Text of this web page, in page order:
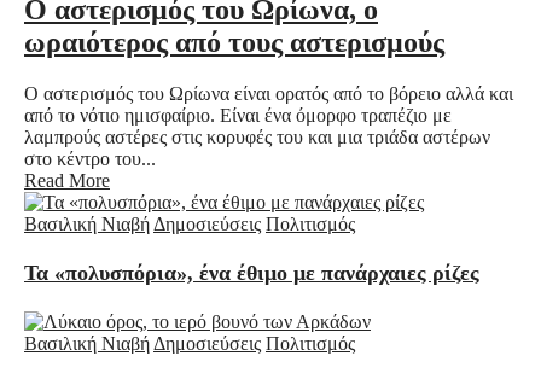
Ο αστερισμός του Ωρίωνα, ο
ωραιότερος από τους αστερισμούς
Ο αστερισμός του Ωρίωνα είναι ορατός από το βόρειο αλλά και
από το νότιο ημισφαίριο. Είναι ένα όμορφο τραπέζιο με
λαμπρούς αστέρες στις κορυφές του και μια τριάδα αστέρων
στο κέντρο του...
Read More
Βασιλική Νιαβή Δημοσιεύσεις Πολιτισμός
Τα «πολυσπόρια», ένα έθιμο με πανάρχαιες ρίζες
Βασιλική Νιαβή Δημοσιεύσεις Πολιτισμός